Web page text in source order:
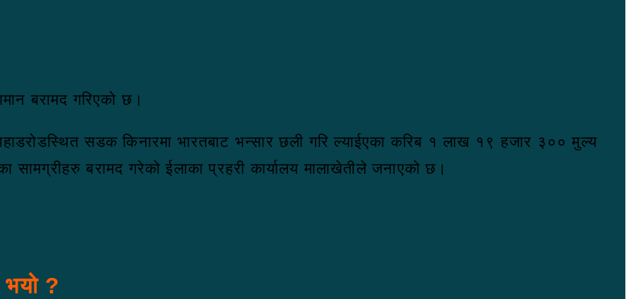
बरामद गरिएको छ।
पहाडरोडस्थित सडक किनारमा भारतबाट भन्सार छली गरि ल्याईएका करिब १ लाख १९ हजार ३०० मुल्य
सामग्रीहरु बरामद गरेको ईलाका प्रहरी कार्यालय मालाखेतीले जनाएको छ।
?